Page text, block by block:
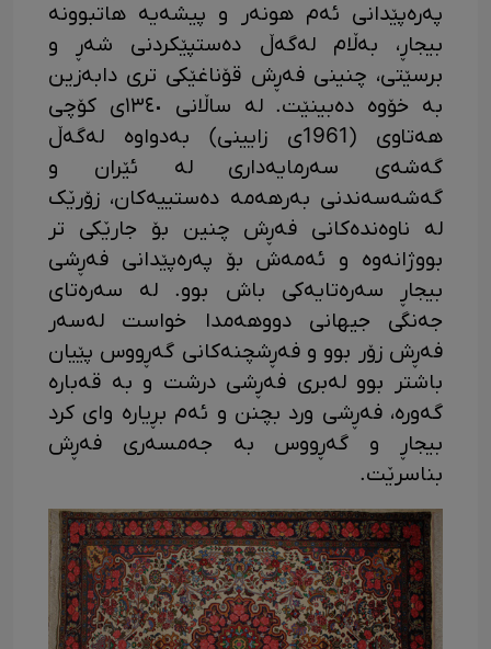
پەرەپێدانی ئەم هونەر و پیشەیە هاتبوونە
بیجاڕ، بەڵام لەگەڵ دەستپێکردنی شەڕ و
برسێتی، چنینی فەڕش قۆناغێکی تری دابەزین
بە خۆوە دەبینێت. لە ساڵانی ١٣٤٠ی کۆچی
هەتاوی (1961ی زایینی) بەدواوە لەگەڵ
گەشەی سەرمایەداری لە ئێران و
گەشەسەندنی بەرهەمه دەستییەکان، زۆرێک
لە ناوەندەکانی فەڕش چنین بۆ جارێکی تر
بووژانەوە و ئەمەش بۆ پەرەپێدانی فەڕشی
بیجاڕ سەرەتایەکی باش بوو. لە سەرەتای
جەنگی جیهانی دووهەمدا خواست لەسەر
فەڕش زۆر بوو و فەڕشچنەکانی گەڕووس پێیان
باشتر بوو لەبری فەڕشی درشت و بە قەبارە
گەورە، فەڕشی ورد بچنن و ئەم بڕیارە وای کرد
بیجاڕ و گەڕووس بە جەمسەری فەڕش
بناسرێت.